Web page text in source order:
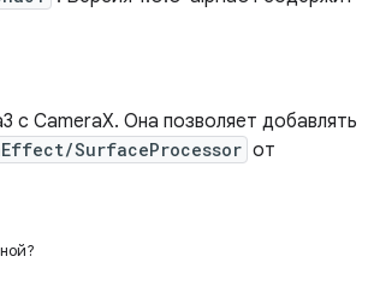
с CameraX. Она позволяет добавлять
SurfaceProcessor от